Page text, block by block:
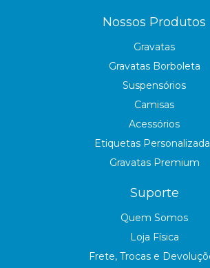
Nossos Produtos
Gravatas
Gravatas Borboleta
Suspensórios
Camisas
Acessórios
Etiquetas
Gravatas Premium
Suporte
Quem Somos
Loja Física
Frete, Trocas e